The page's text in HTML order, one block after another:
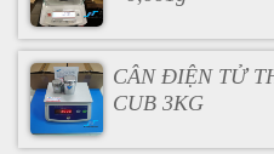
CÂN ĐIỆN TỬ
CUB 3KG